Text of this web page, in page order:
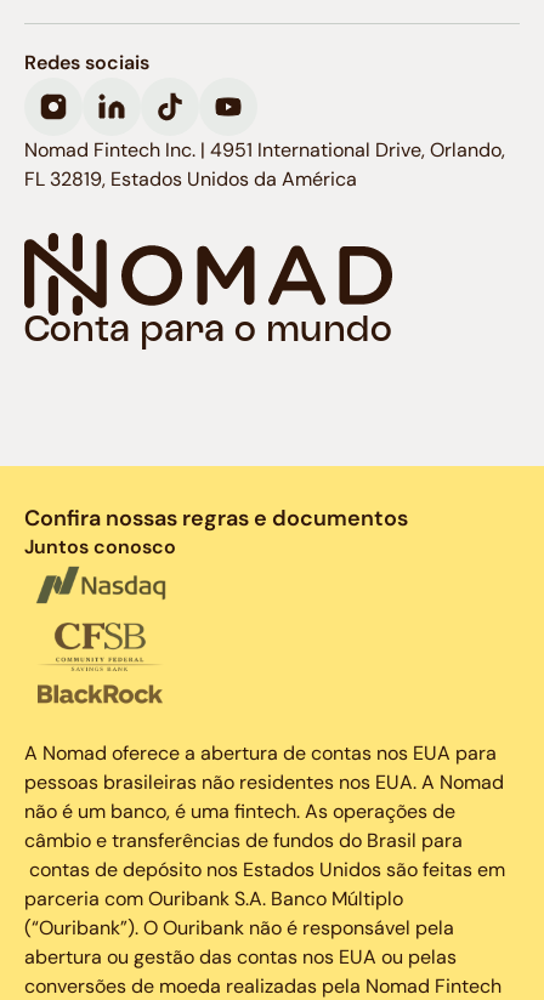
Conta para o mundo
Redes sociais
Nomad Fintech Inc. | 4951 International Drive, Orlando,
FL 32819, Estados Unidos da América
Confira nossas regras e documentos
Juntos conosco
A Nomad oferece a abertura de contas nos EUA para
pessoas brasileiras não residentes nos EUA. A Nomad
não é um banco, é uma fintech. As operações de
câmbio e transferências de fundos do Brasil para
contas de depósito nos Estados Unidos são feitas em
parceria com Ouribank S.A. Banco Múltiplo
(“Ouribank”). O Ouribank não é responsável pela
abertura ou gestão das contas nos EUA ou pelas
conversões de moeda realizadas pela Nomad Fintech